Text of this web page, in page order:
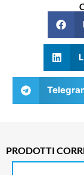
PRODOTTI